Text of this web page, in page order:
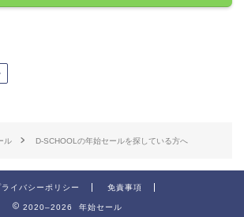
ル D-SCHOOLの年始セールを探している方へ
ライバシーポリシー 免責事項
2020–2026 年始セール